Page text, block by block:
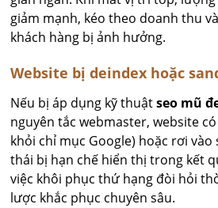
giảm mạnh, kéo theo doanh thu
khách hàng bị ảnh hưởng.
Website bị deindex hoặc
Nếu bị áp dụng kỹ thuậtseo mũ
nguyên tắc webmaster, website
khỏi chỉ mục Google) hoặc rơi
thái bị hạn chế hiển thị trong kết
việc khôi phục thứ hạng đòi hỏi
lược khắc phục chuyên sâu.